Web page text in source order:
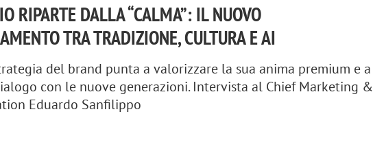
RIPARTE DALLA “CALMA”: IL NUOVO
TRA TRADIZIONE, CULTURA E AI
del brand punta a valorizzare la sua anima premium e a
con le nuove generazioni. Intervista al Chief Marketing &
Eduardo Sanfilippo